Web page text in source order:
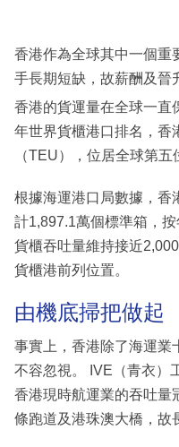
區
香港作為全球其中一個重
手長期短缺，故薪酬及晉
香港的貨運量在全球一直
年世界貨櫃港口排名，香
（TEU），位居全球第五
根據海運港口局數據，香
計1,897.1萬個標準箱，
貨櫃吞吐量維持接近
貨櫃港前列位置。
由機底掃把做起
事實上，香港除了海運業
不容忽視。 IVE（青衣）
香港現時航運業的吞吐量
條跑道及港珠澳大橋，故